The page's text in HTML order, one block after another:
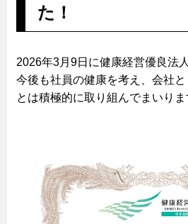
た！
2026年3月9日に健康経営優良法
今後も社員の健康を考え、会社
とは積極的に取り組んでまいりま